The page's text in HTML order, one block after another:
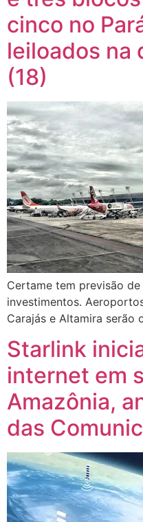
cinco no
leiloados na
(18)
Certame tem previsão
investimentos.
Carajás e Altamira serão
Starlink
internet em
Amazônia,
das